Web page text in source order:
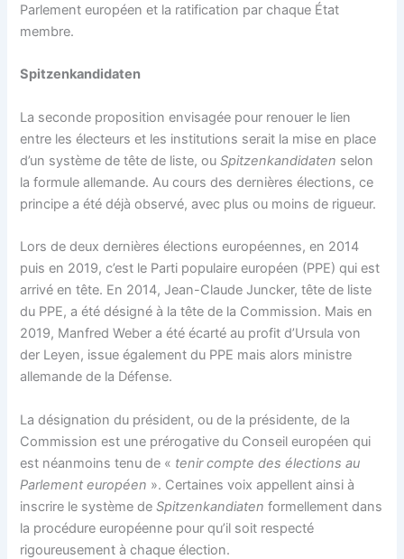
Parlement européen et la ratification par chaque État
membre.
Spitzenkandidaten
La seconde proposition envisagée pour renouer le lien
entre les électeurs et les institutions serait la mise en place
d’un système de tête de liste, ouSpitzenkandidaten selon
la formule allemande. Au cours des dernières élections, ce
principe a été déjà observé, avec plus ou moins de rigueur.
Lors de deux dernières élections européennes, en 2014
puis en 2019, c’est le Parti populaire européen (PPE) qui est
arrivé en tête. En 2014, Jean-Claude Juncker, tête de liste
du PPE, a été désigné à la tête de la Commission. Mais en
2019, Manfred Weber a été écarté au profit d’Ursula von
der Leyen, issue également du PPE mais alors ministre
allemande de la Défense.
La désignation du président, ou de la présidente, de la
Commission est une prérogative du Conseil européen qui
est néanmoins tenu de « tenir compte des élections au
Parlement européen ». Certaines voix appellent ainsi à
inscrire le système deSpitzenkandiaten formellement dans
la procédure européenne pour qu’il soit respecté
rigoureusement à chaque élection.